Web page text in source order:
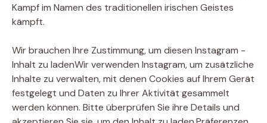
Kampf im Namen des traditionellen irischen Geistes
kämpft.
Wir brauchen Ihre Zustimmung, um diesen Instagram -
Inhalt zu ladenWir verwenden Instagram, um zusätzliche
Inhalte zu verwalten, mit denen Cookies auf Ihrem Gerät
festgelegt und Daten zu Ihrer Aktivität gesammelt
werden können. Bitte überprüfen Sie ihre Details und